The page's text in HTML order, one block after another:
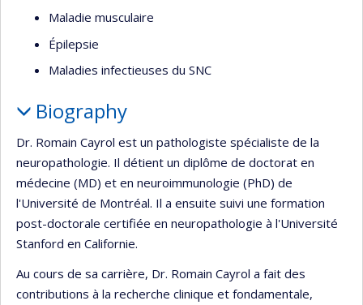
Maladie musculaire
Épilepsie
Maladies infectieuses du SNC
Biography
Dr. Romain Cayrol est un pathologiste spécialiste de la
neuropathologie. Il détient un diplôme de doctorat en
médecine (MD) et en neuroimmunologie (PhD) de
l'Université de Montréal. Il a ensuite suivi une formation
post-doctorale certifiée en neuropathologie à l'Université
Stanford en Californie.
Au cours de sa carrière, Dr. Romain Cayrol a fait des
contributions à la recherche clinique et fondamentale,